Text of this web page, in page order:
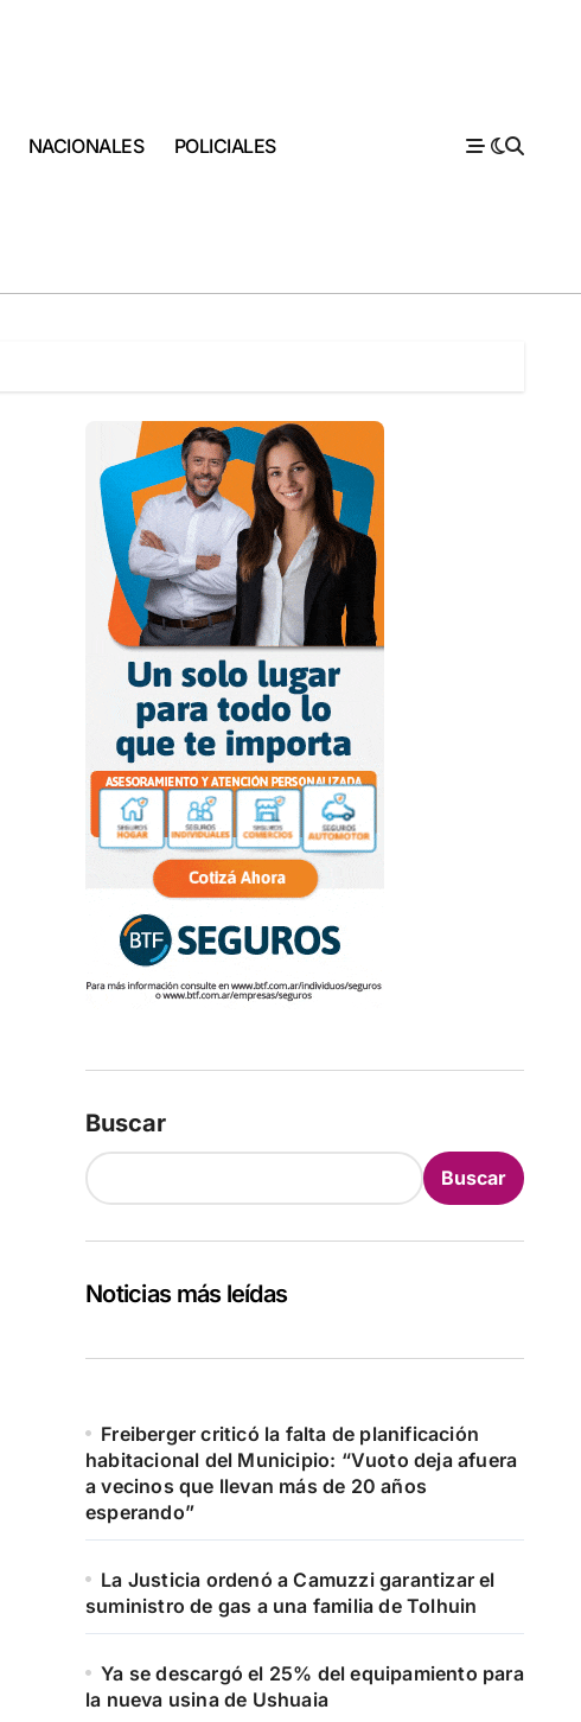
NACIONALES POLICIALES
Buscar
Buscar
Noticias más leídas
Freiberger criticó la falta de planificación
habitacional del Municipio: “Vuoto deja afuera
a vecinos que llevan más de 20 años
esperando”
La Justicia ordenó a Camuzzi garantizar el
suministro de gas a una familia de Tolhuin
Ya se descargó el 25% del equipamiento para
la nueva usina de Ushuaia